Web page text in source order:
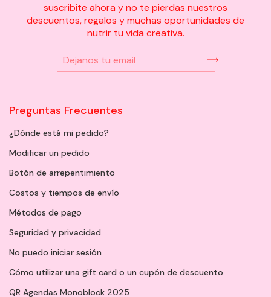
suscribite ahora y no te pierdas nuestros
descuentos, regalos y muchas oportunidades de
nutrir tu vida creativa.
Preguntas Frecuentes
¿Dónde está mi pedido?
Modificar un pedido
Botón de arrepentimiento
Costos y tiempos de envío
Métodos de pago
Seguridad y privacidad
No puedo iniciar sesión
Cómo utilizar una gift card o un cupón de descuento
QR Agendas Monoblock 2025